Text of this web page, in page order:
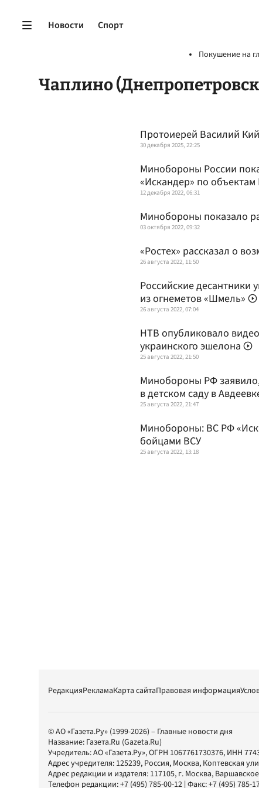
Новости Спорт
Покушение на
Чаплино
Протоиерей Василий
30 декабря 2025, 22:25
Минобороны России
«Искандер» по объектам
12 декабря 2022, 06:31
Минобороны показало
03 октября 2022, 09:32
«Ростех» рассказал о
26 августа 2022, 11:50
Российские десантники
из огнеметов «Шмель»
26 августа 2022, 07:04
НТВ опубликовало
украинского эшелона
25 августа 2022, 21:50
Минобороны РФ
в детском саду в
25 августа 2022, 21:47
Минобороны: ВС РФ
бойцами ВСУ
25 августа 2022, 13:18
РедакцияРекламаКарта сайтаПравовая информация
© АО «Газета.Ру» (1999-2026) – Главные новости дня
Название: Газета.Ru (Gazeta.Ru)
Учредитель:АО «Газета.Ру», ОГРН 1067761730376, ИНН
Адрес учредителя: 125239, Россия, Москва, Коптевская
Адрес редакции и издателя: 117105, г. Москва,
Телефон редакции:+7 (495) 785-00-12 | Факс:+7 (495) 785-